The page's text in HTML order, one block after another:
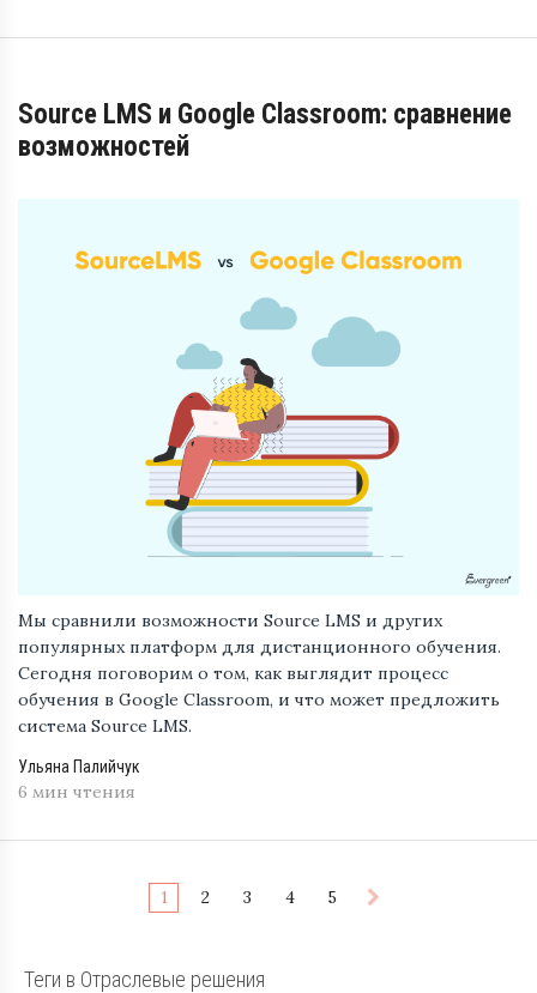
Source LMS и Google Classroom: сравнение
возможностей
Мы сравнили возможности Source LMS и других
популярных платформ для дистанционного обучения.
Сегодня поговорим о том, как выглядит процесс
обучения в Google Classroom, и что может предложить
система Source LMS.
Ульяна Палийчук
6 мин чтения
1 2 3 4 5
Теги в Отраслевые решения